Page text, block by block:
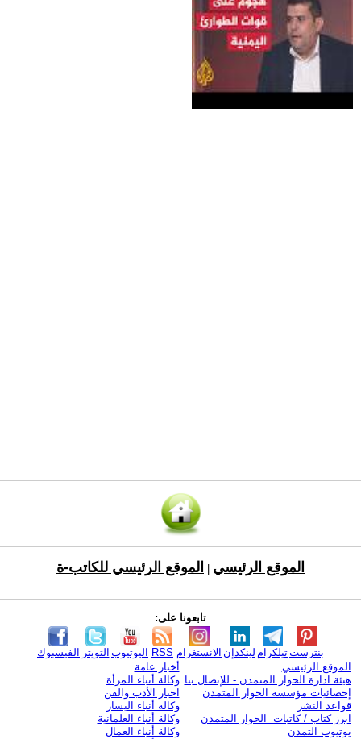
الموقع الرئيسي الموقع الرئيسي للكاتب-ة
تابعونا على:
الفيسبوك التويتر اليوتيوب RSS الانستغرام لينكدإن تيلكرامبنترست
الموقع الرئيسي
هيئة ادارة الحوار المتمدن - للإتصال بنا
إحصائيات مؤسسة الحوار المتمدن
قواعد النشر
ابرز كتاب / كاتبات الحوار المتمدن
يوتيوب التمدن
أخبار عامة
وكالة أنباء المرأة
اخبار الأدب والفن
وكالة أنباء اليسار
وكالة أنباء العلمانية
وكالة أنباء العمال